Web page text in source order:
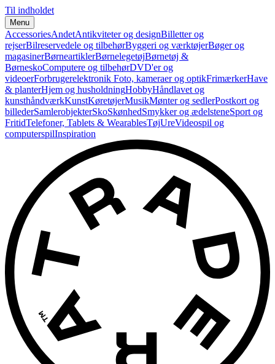
Til indholdet
Menu
AccessoriesAndetAntikviteter og designBilletter og
rejserBilreservedele og tilbehørByggeri og værktøjerBøger og
magasinerBørneartiklerBørnelegetøjBørnetøj &
BørneskoComputere og tilbehørDVD'er og
videoerForbrugerelektronik Foto, kameraer og optikFrimærkerHave
& planterHjem og husholdningHobbyHåndlavet og
kunsthåndværkKunstKøretøjerMusikMønter og sedlerPostkort og
billederSamlerobjekterSkoSkønhedSmykker og ædelsteneSport og
FritidTelefoner, Tablets & WearablesTøjUreVideospil og
computerspilInspiration